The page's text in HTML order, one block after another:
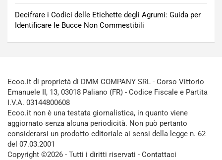
Decifrare i Codici delle Etichette degli Agrumi: Guida per
Identificare le Bucce Non Commestibili
Ecoo.it di proprietà di DMM COMPANY SRL - Corso Vittorio
Emanuele II, 13, 03018 Paliano (FR) - Codice Fiscale e Partita
I.V.A. 03144800608
Ecoo.it non è una testata giornalistica, in quanto viene
aggiornato senza alcuna periodicità. Non può pertanto
considerarsi un prodotto editoriale ai sensi della legge n. 62
del 07.03.2001
Copyright ©2026 - Tutti i diritti riservati - Contattaci